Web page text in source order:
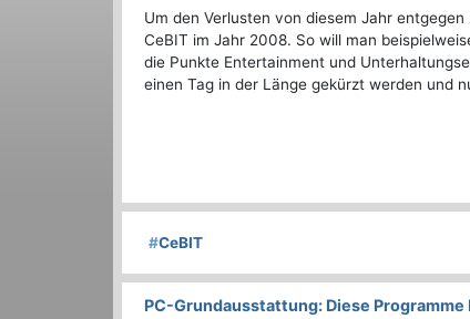
Um den Verlusten von diesem Jahr
CeBIT im Jahr 2008. So will man
die Punkte Entertainment und
einen Tag in der Länge gekürzt werden und
#CeBIT
PC-Grundausstattung: Diese